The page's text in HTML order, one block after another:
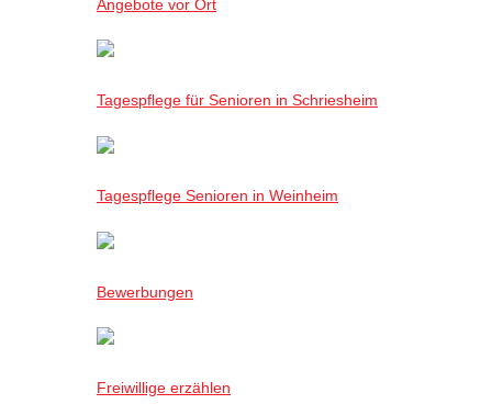
Angebote vor Ort
Tagespflege für Senioren in Schriesheim
Tagespflege Senioren in Weinheim
Bewerbungen
Freiwillige erzählen